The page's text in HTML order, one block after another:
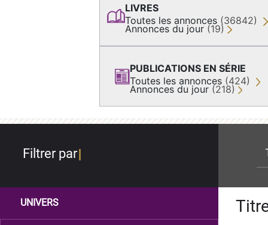
LIVRES
Toutes les annonces (36842)
Annonces du jour (19)
PUBLICATIONS EN SÉRIE
Toutes les annonces (424)
Annonces du jour (218)
Filtrer par
UNIVERS